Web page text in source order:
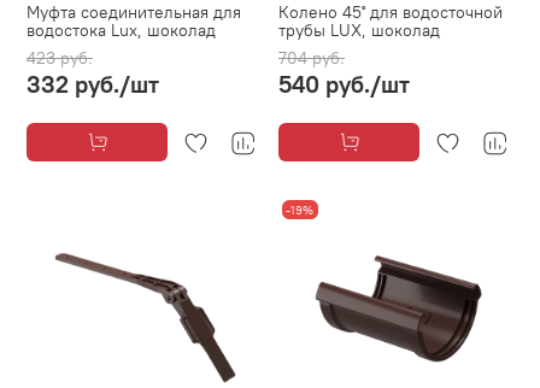
Муфта соединительная для
водостока Lux, шоколад
423 руб.
332 руб./шт
Колено 45˚ для водосточной
трубы LUX, шоколад
704 руб.
540 руб./шт
-19%